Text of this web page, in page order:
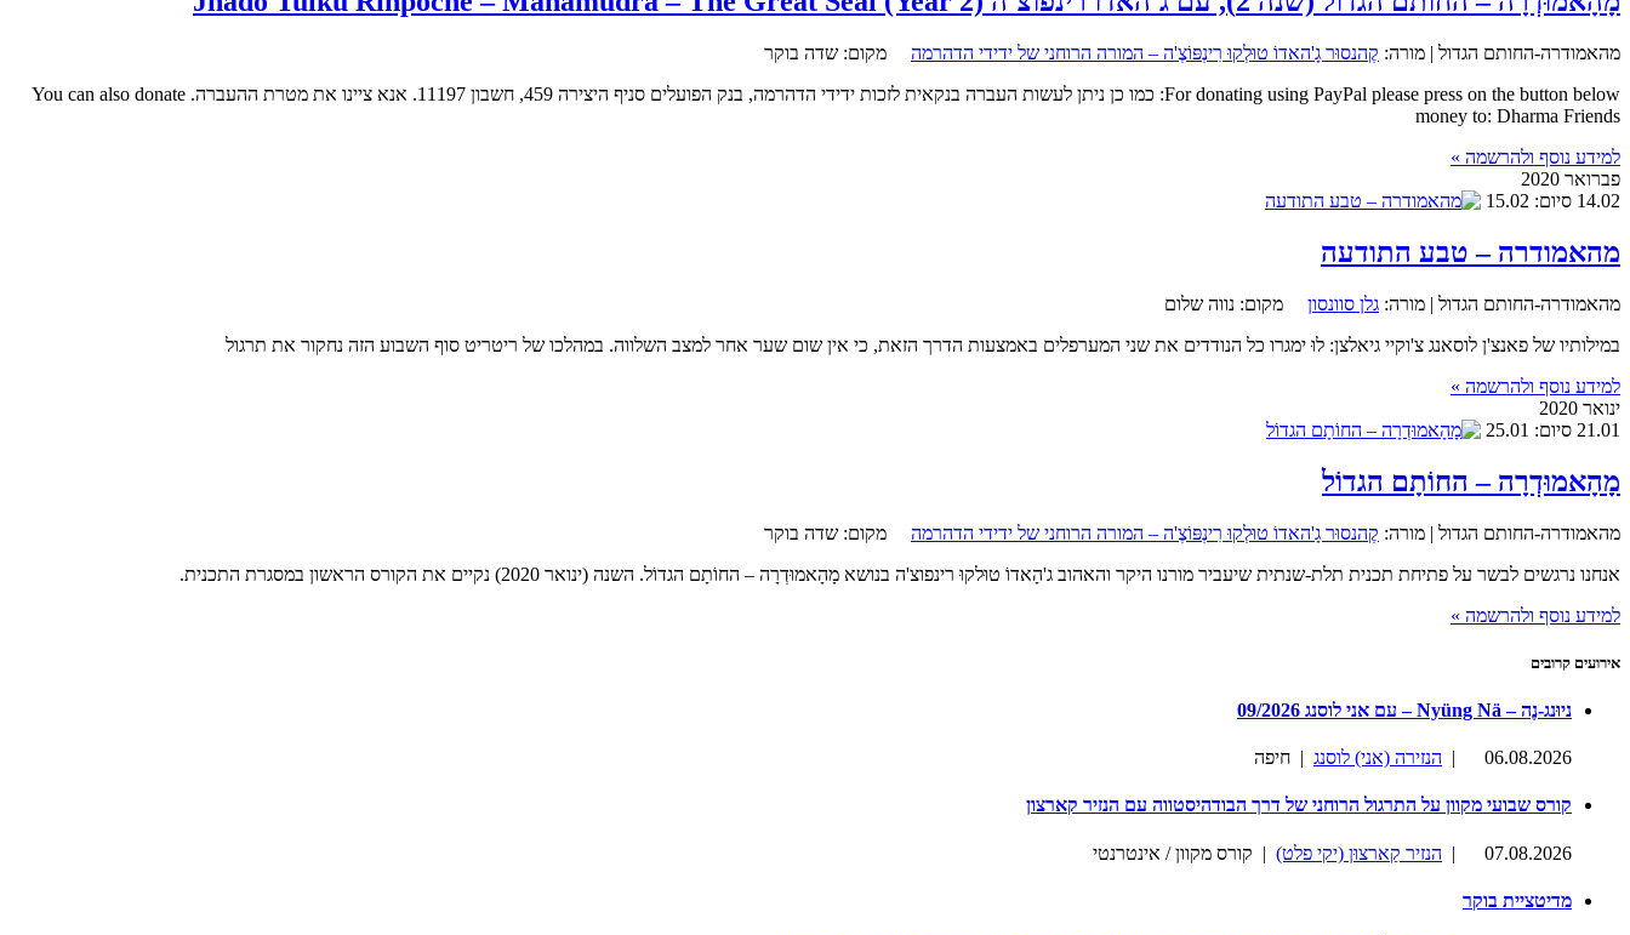
מהאמודרה-החותם הגדול | מורה: קֶהנסוּר גָ'האדוֹ טוּלְקוּ רִינְפּוֹצֶ'ה – המורה הרוחני של ידידי הדהרמה מקום: שדה בוקר
For donating using PayPal please press on the button below: כמו כן ניתן לעשות העברה בנקאית לזכות ידידי הדהרמה, בנק הפועלים סניף היצירה 459, חשבון 11197. אנא ציינו את מטרת ההעברה. You can also donate
money to: Dharma Friends
למידע נוסף ולהרשמה »
פברואר 2020
14.02 סיום: 15.02
מהאמודרה – טבע התודעה
מהאמודרה-החותם הגדול | מורה: גלן סוונסון מקום: נווה שלום
במילותיו של פאנצ'ן לוסאנג צ'וקיי גיאלצן: לוּ ימגרו כל הנודדים את שני המערפלים באמצעות הדרך הזאת, כי אין שום שער אחר למצב השלווה. במהלכו של ריטריט סוף השבוע הזה נחקור את תרגול
למידע נוסף ולהרשמה »
ינואר 2020
21.01 סיום: 25.01
מָהָאמוּדְרָה – החוֹתָם הגדוֹל
מהאמודרה-החותם הגדול | מורה: קֶהנסוּר גָ'האדוֹ טוּלְקוּ רִינְפּוֹצֶ'ה – המורה הרוחני של ידידי הדהרמה מקום: שדה בוקר
אנחנו נרגשים לבשר על פתיחת תכנית תלת-שנתית שיעביר מורנו היקר והאהוב ג'הָאדוֹ טוּלקוּ רינפוצ'ה בנושא מָהָאמוּדְרָה – החוֹתָם הגדוֹל. השנה (ינואר 2020) נקיים את הקורס הראשון במסגרת התכנית.
למידע נוסף ולהרשמה »
אירועים קרובים
ניוּנג-נֶה – Nyüng Nä – עם אני לוסנג 09/2026
06.08.2026
| הנזירה (אני) לוסנג | חיפה
קורס שבועי מקוון על התרגול הרוחני של דרך הבודהיסטווה עם הנזיר קארצון
07.08.2026
| הנזיר קַארצוּן (יקי פלט) | קורס מקוון / אינטרנטי
מדיטציית בוקר